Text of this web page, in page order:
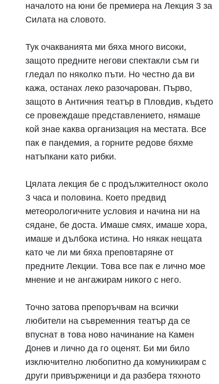
началото на юни бе премиера на Лекция 3 за
Силата на словото.
Тук очакванията ми бяха много високи,
защото предните негови спектакли съм ги
гледал по няколко пъти. Но честно да ви
кажа, останах леко разочарован. Първо,
защото в Античния театър в Пловдив, където
се провеждаше представлението, нямаше
кой знае каква организация на местата. Все
пак е пандемия, а горните редове бяхме
натъпкани като рибки.
Цялата лекция бе с продължителност около
3 часа и половина. Което предвид
метеорологичните условия и начина ни на
сядане, бе доста. Имаше смях, имаше хора,
имаше и дълбока истина. Но някак нещата
като че ли ми бяха преповтаряне от
предните Лекции. Това все пак е лично мое
мнение и не ангажирам никого с него.
Точно затова препоръчвам на всички
любители на съвременния театър да се
впуснат в това ново начинание на Камен
Донев и лично да го оценят. Би ми било
изключително любопитно да комуникирам с
други привърженици и да разбера тяхното